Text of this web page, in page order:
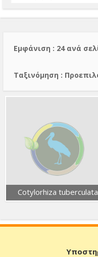
Εμφάνιση : 24 ανά
Тαξινόμηση :
Cotylorhiza tuberculata